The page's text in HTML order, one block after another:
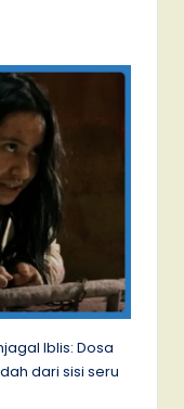
Iblis: Dosa
dari sisi seru